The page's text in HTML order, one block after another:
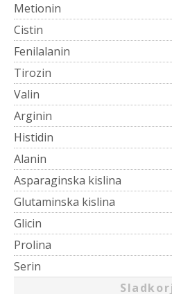
Metionin
Cistin
Fenilalanin
Tirozin
Valin
Arginin
Histidin
Alanin
Asparaginska kislina
Glutaminska kislina
Glicin
Prolina
Serin